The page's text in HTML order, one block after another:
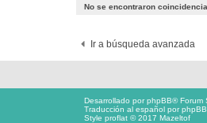
No se encontraron
Ir a búsqueda avanzada
Desarrollado porphpBB® Forum
Traducción al español por
Style proflat © 2017 Mazeltof